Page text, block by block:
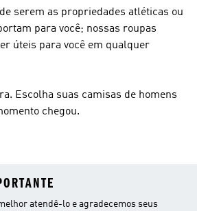
serem as propriedades atléticas ou
para você; nossas roupas
úteis para você em qualquer
Escolha suas camisas de homens
chegou.
atendê-lo e agradecemos seus